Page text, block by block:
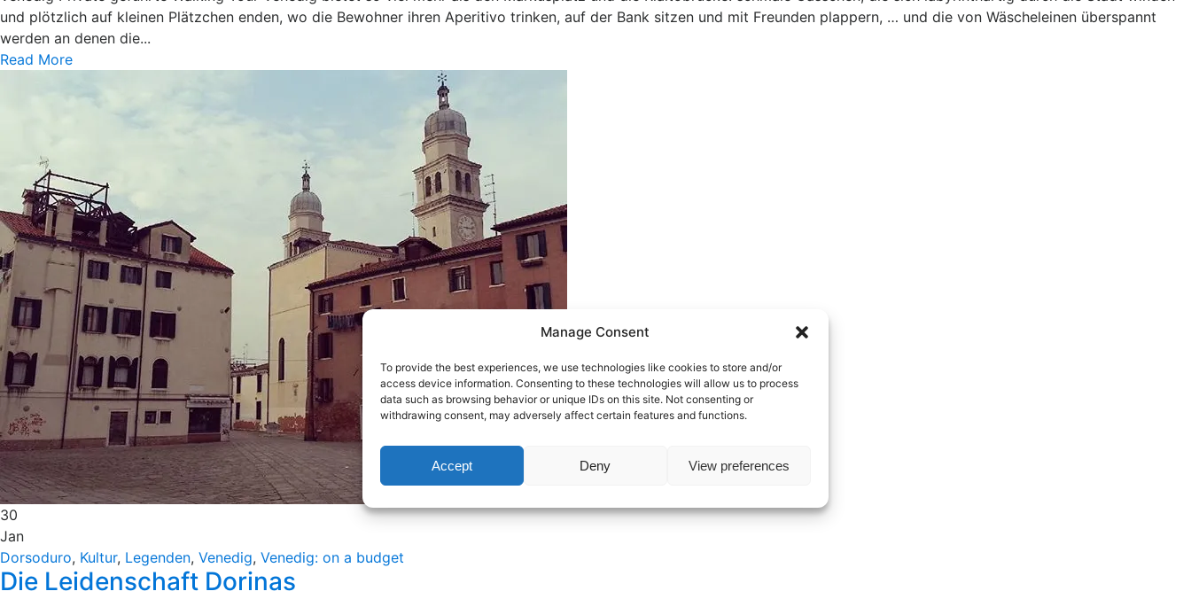
Manage Consent
To provide the best experiences, we use technologies like cookies to store and/or
access device information. Consenting to these technologies will allow us to process
data such as browsing behavior or unique IDs on this site. Not consenting or
withdrawing consent, may adversely affect certain features and functions.
Accept Deny View preferences
und plötzlich auf kleinen Plätzchen enden, wo die Bewohner ihren Aperitivo trinken, auf der Bank sitzen und mit Freunden plappern, … und die von Wäscheleinen überspannt
werden an denen die...
Read More
30
Jan
Dorsoduro, Kultur, Legenden, Venedig, Venedig: on a budget
Die Leidenschaft Dorinas